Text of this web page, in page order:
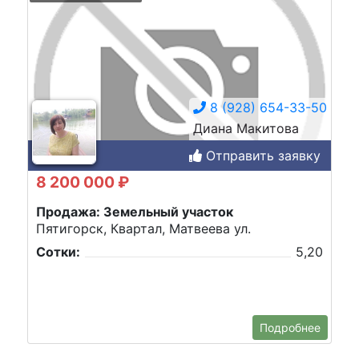
8 (928) 654-33-50
Диана Макитова
Отправить заявку
8 200 000 ₽
Продажа: Земельный участок
Пятигорск, Квартал, Матвеева ул.
Сотки:
5,20
Подробнее